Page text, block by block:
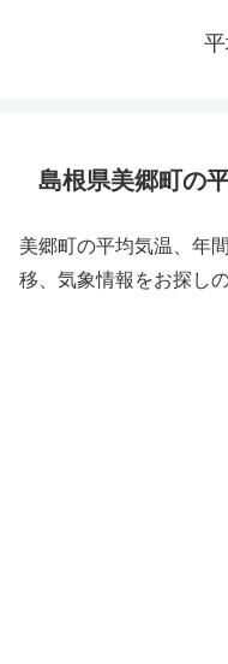
島根県美郷町の
美郷町の平均気温、年
移、気象情報をお探しの